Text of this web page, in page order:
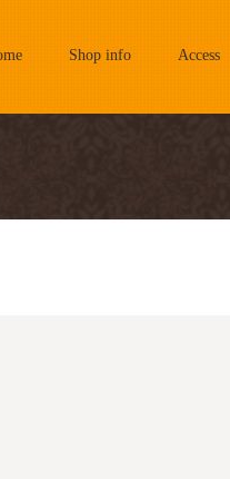
Shop info Access